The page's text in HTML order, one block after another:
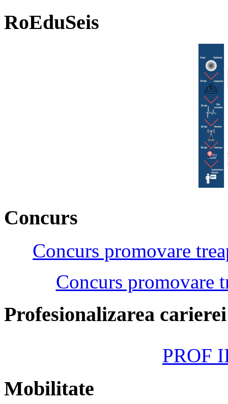
RoEduSeis
Concurs
Concurs promovare
Concurs promovare
Profesionalizarea
PROF
Mobilitate